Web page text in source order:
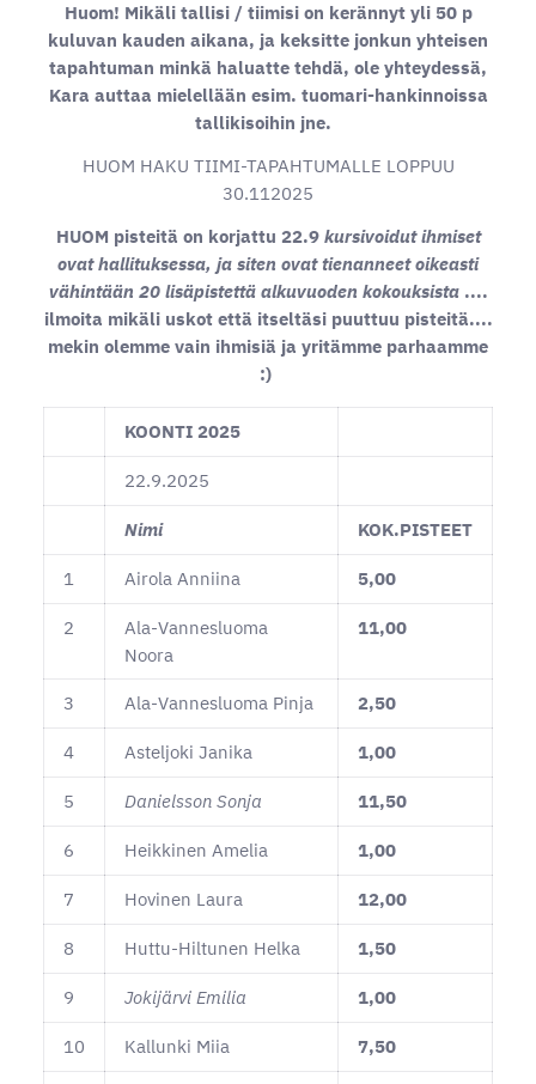
Huom! Mikäli tallisi / tiimisi on kerännyt yli 50 p
kuluvan kauden aikana, ja keksitte jonkun yhteisen
tapahtuman minkä haluatte tehdä, ole yhteydessä,
Kara auttaa mielellään esim. tuomari-hankinnoissa
tallikisoihin jne.
HUOM HAKU TIIMI-TAPAHTUMALLE LOPPUU
30.112025
HUOM pisteitä on korjattu 22.9 kursivoidut ihmiset
ovat hallituksessa, ja siten ovat tienanneet oikeasti
vähintään 20 lisäpistettä alkuvuoden kokouksista ....
ilmoita mikäli uskot että itseltäsi puuttuu pisteitä....
mekin olemme vain ihmisiä ja yritämme parhaamme
:)
KOONTI 2025
22.9.2025
Nimi KOK.PISTEET
1 Airola Anniina 5,00
2
Ala-Vannesluoma
Noora
11,00
3 Ala-Vannesluoma Pinja 2,50
4 Asteljoki Janika 1,00
5 Danielsson Sonja 11,50
6 Heikkinen Amelia 1,00
7 Hovinen Laura 12,00
8 Huttu-Hiltunen Helka 1,50
9 Jokijärvi Emilia 1,00
10 Kallunki Miia 7,50